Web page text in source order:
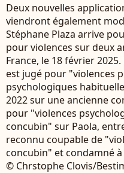
Deux nouvelles
viendront également
Stéphane Plaza arrive
pour violences sur deux
France, le 18 février
est jugé pour "violences
psychologiques
2022 sur une ancienne
pour "violences
concubin" sur Paola,
reconnu coupable de
concubin" et condamné
© Chrstophe Clovis/